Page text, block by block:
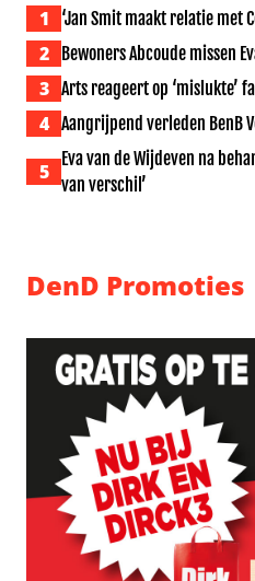
1 ‘Jan Smit maakt relatie met
2 Bewoners Abcoude missen
3 Arts reageert op ‘mislukte’
4 Aangrijpend verleden BenB
5
Eva van de Wijdeven na
van verschil’
DenD Promoties